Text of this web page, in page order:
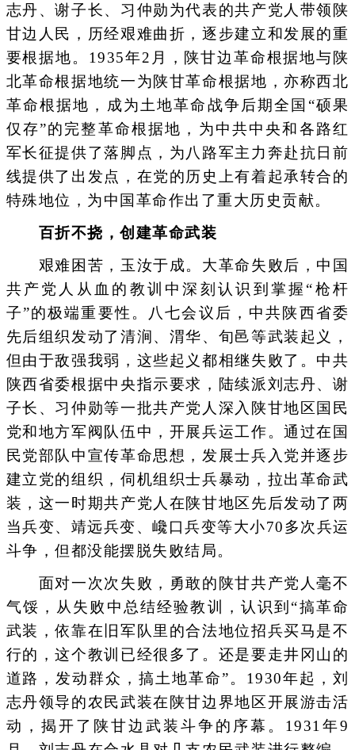
志丹、谢子长、习仲勋为代表的共产党人带领陕
甘边人民，历经艰难曲折，逐步建立和发展的重
要根据地。1935年2月，陕甘边革命根据地与陕
北革命根据地统一为陕甘革命根据地，亦称西北
革命根据地，成为土地革命战争后期全国“硕果
仅存”的完整革命根据地，为中共中央和各路红
军长征提供了落脚点，为八路军主力奔赴抗日前
线提供了出发点，在党的历史上有着起承转合的
特殊地位，为中国革命作出了重大历史贡献。
百折不挠，创建革命武装
艰难困苦，玉汝于成。大革命失败后，中国
共产党人从血的教训中深刻认识到掌握“枪杆
子”的极端重要性。八七会议后，中共陕西省委
先后组织发动了清涧、渭华、旬邑等武装起义，
但由于敌强我弱，这些起义都相继失败了。中共
陕西省委根据中央指示要求，陆续派刘志丹、谢
子长、习仲勋等一批共产党人深入陕甘地区国民
党和地方军阀队伍中，开展兵运工作。通过在国
民党部队中宣传革命思想，发展士兵入党并逐步
建立党的组织，伺机组织士兵暴动，拉出革命武
装，这一时期共产党人在陕甘地区先后发动了两
当兵变、靖远兵变、巉口兵变等大小70多次兵运
斗争，但都没能摆脱失败结局。
面对一次次失败，勇敢的陕甘共产党人毫不
气馁，从失败中总结经验教训，认识到“搞革命
武装，依靠在旧军队里的合法地位招兵买马是不
行的，这个教训已经很多了。还是要走井冈山的
道路，发动群众，搞土地革命”。1930年起，刘
志丹领导的农民武装在陕甘边界地区开展游击活
动，揭开了陕甘边武装斗争的序幕。1931年9